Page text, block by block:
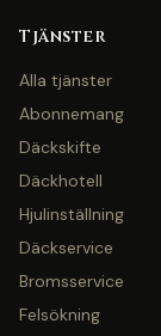
Tjänster
Alla tjänster
Abonnemang
Däckskifte
Däckhotell
Hjulinställning
Däckservice
Bromsservice
Felsökning